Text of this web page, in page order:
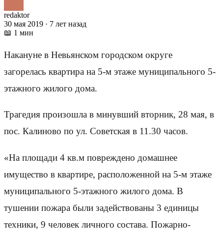
redaktor
30 мая 2019 · 7 лет назад
📖 1 мин
Накануне в Невьянском городском округе
загорелась квартира на 5-м этаже муниципального 5-
этажного жилого дома.
Трагедия произошла в минувший вторник, 28 мая, в
пос. Калиново по ул. Советская в 11.30 часов.
«На площади 4 кв.м повреждено домашнее
имущество в квартире, расположенной на 5-м этаже
муниципального 5-этажного жилого дома. В
тушении пожара были задействованы 3 единицы
техники, 9 человек личного состава. Пожарно-